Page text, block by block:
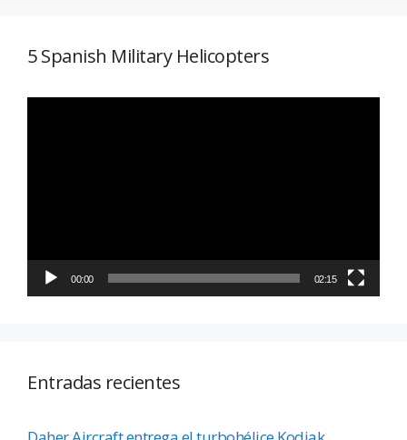
5 Spanish Military Helicopters
00:00 02:15
Entradas recientes